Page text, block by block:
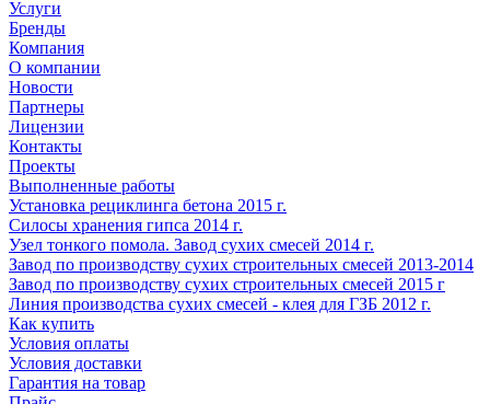
Услуги
Бренды
Компания
О компании
Новости
Партнеры
Лицензии
Контакты
Проекты
Выполненные работы
Установка рециклинга бетона 2015 г.
Cилосы хранения гипса 2014 г.
Узел тонкого помола. Завод сухих смесей 2014 г.
Завод по производству сухих строительных смесей 2013-2014
Завод по производству сухих строительных смесей 2015 г
Линия производства сухих смесей - клея для ГЗБ 2012 г.
Как купить
Условия оплаты
Условия доставки
Гарантия на товар